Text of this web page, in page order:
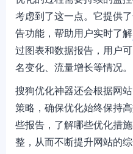
考虑到了这一点。它提供
告功能，帮助用户实时了解
过图表和数据报告，用户
名变化、流量增长等情况。
搜狗优化神器还会根据网
策略，确保优化始终保持
些报告，了解哪些优化措
整，从而不断提升网站的综